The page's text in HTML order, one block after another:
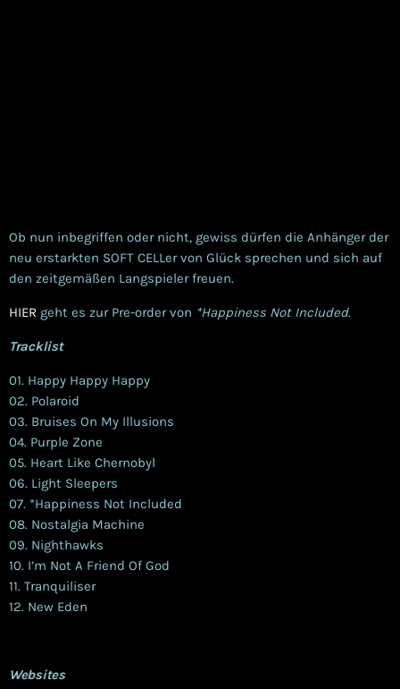
Ob nun inbegriffen oder nicht, gewiss dürfen die Anhänger der
neu erstarkten SOFT CELLer von Glück sprechen und sich auf
den zeitgemäßen Langspieler freuen.
HIER geht es zur Pre-order von *Happiness Not Included.
Tracklist
01. Happy Happy Happy
02. Polaroid
03. Bruises On My Illusions
04. Purple Zone
05. Heart Like Chernobyl
06. Light Sleepers
07. *Happiness Not Included
08. Nostalgia Machine
09. Nighthawks
10. I’m Not A Friend Of God
11. Tranquiliser
12. New Eden
Websites